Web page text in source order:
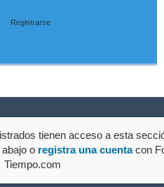
Registrarse
tienen acceso a esta
o registra una cuentacon
Tiempo.com